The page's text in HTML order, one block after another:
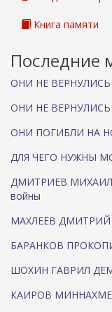
к
Книга памяти
Последние
ОНИ НЕ ВЕРНУЛИСЬ
ОНИ НЕ ВЕРНУЛИСЬ
ОНИ ПОГИБЛИ НА
ДЛЯ ЧЕГО НУЖНЫ
ДМИТРИЕВ МИХАИЛ
войны
МАХЛЕЕВ ДМИТРИЙ
БАРАНКОВ
ШОХИН ГАВРИЛ
КАИРОВ